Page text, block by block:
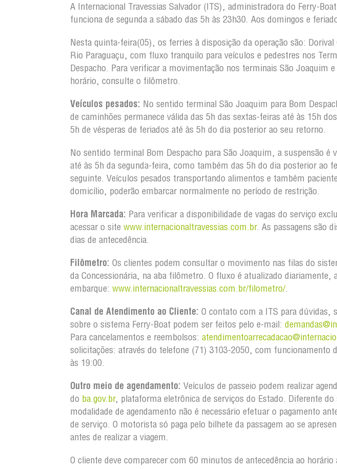
A Internacional Travessias Salvador (ITS), administradora do Ferry-
funciona de segunda a sábado das 5h às 23h30. Aos domingos e
Nesta quinta-feira(05), os ferries à disposição da operação são:
Rio Paraguaçu, com fluxo tranquilo para veículos e pedestres nos
Despacho. Para verificar a movimentação nos terminais São Joaquim
horário, consulte o filômetro.
Veículos pesados: No sentido terminal São Joaquim para Bom
de caminhões permanece válida das 5h das sextas-feiras até às 15h
5h de vésperas de feriados até às 5h do dia posterior ao seu retorno.
No sentido terminal Bom Despacho para São Joaquim, a suspensão é
até às 5h da segunda-feira, como também das 5h do dia posterior ao
seguinte. Veículos pesados transportando alimentos e também
domicílio, poderão embarcar normalmente no período de restrição.
Hora Marcada: Para verificar a disponibilidade de vagas do serviço
acessar o site www.internacionaltravessias.com.br. As passagens são
dias de antecedência.
Filômetro: Os clientes podem consultar o movimento nas filas do
da Concessionária, na aba filômetro. O fluxo é atualizado diariamente,
embarque: www.internacionaltravessias.com.br/filometro/.
Canal de Atendimento ao Cliente: O contato com a ITS para dúvidas,
sobre o sistema Ferry-Boat podem ser feitos pelo e-mail:
Para cancelamentos e reembolsos:
solicitações: através do telefone (71) 3103-2050, com funcionamento
às 19:00.
Outro meio de agendamento: Veículos de passeio podem realizar
do ba.gov.br, plataforma eletrônica de serviços do Estado. Diferente
modalidade de agendamento não é necessário efetuar o pagamento
de serviço. O motorista só paga pelo bilhete da passagem ao se
antes de realizar a viagem.
O cliente deve comparecer com 60 minutos de antecedência ao horário